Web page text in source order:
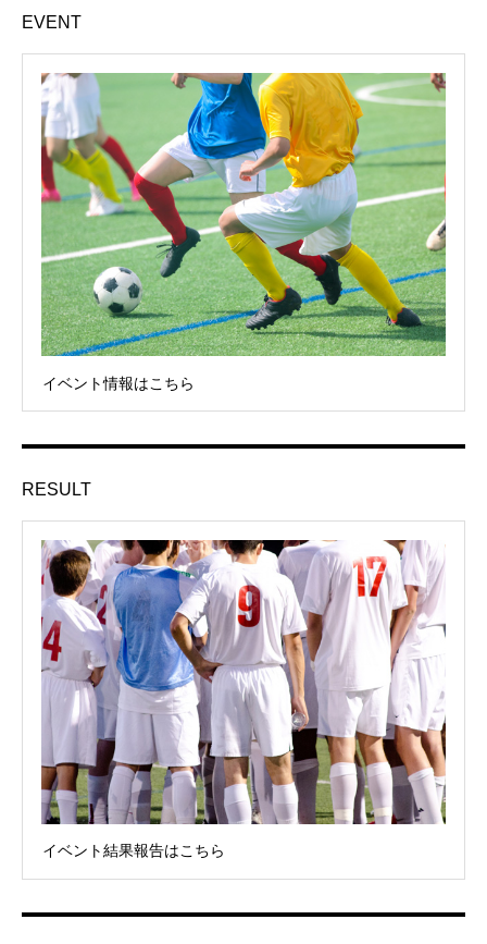
EVENT
イベント情報はこちら
RESULT
イベント結果報告はこちら